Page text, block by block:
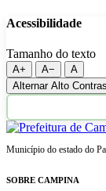
Acessibilidade
Tamanho do texto
A+ A−
A
Alternar Alto
Município do estado do
SOBRE CAMPINA